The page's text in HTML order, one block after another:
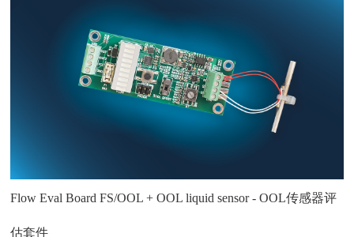
Flow Eval Board FS/OOL + OOL liquid sensor - OOL传感器评
估套件